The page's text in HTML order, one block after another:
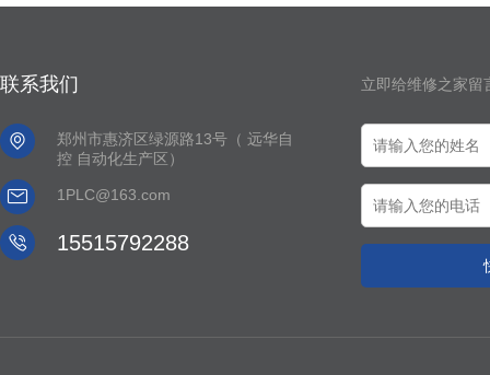
联系我们

郑州市惠济区绿源路13号（ 远华自
控 自动化生产区）
 1PLC@163.com
 15515792288
立即给维修之家留